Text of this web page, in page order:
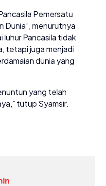
Pemersatu
Dunia”, menurutnya
luhur Pancasila tidak
tetapi juga menjadi
dunia yang
yang telah
tutup Syamsir.